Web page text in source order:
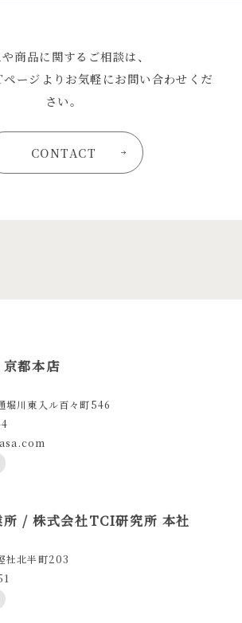
商品に関するご相談は、
ージよりお気軽にお問い合わせくだ
さい。
CONTACT
都本店
堀川東入ル百々町546
所 / 株式会社TCI研究所 本社
社北半町203